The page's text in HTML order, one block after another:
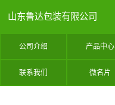
山东鲁达包装有限公司
公司介绍 产品中心
联系我们 微名片